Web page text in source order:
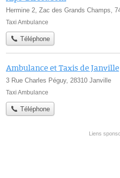
Hermine 2, Zac des Grands Champs,
Taxi Ambulance
Téléphone
Ambulance et Taxis de Janville
3 Rue Charles Péguy, 28310 Janville
Taxi Ambulance
Téléphone